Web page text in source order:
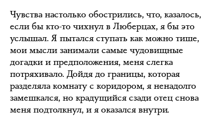
Чувства настолько обострились, что, казалось,
если бы кто-то чихнул в Люберцах, я бы это
услышал. Я пытался ступать как можно тише,
мои мысли занимали самые чудовищные
догадки и предположения, меня слегка
потряхивало. Дойдя до границы, которая
разделяла комнату с коридором, я ненадолго
замешкался, но крадущийся сзади отец снова
меня подтолкнул, и я оказался внутри.